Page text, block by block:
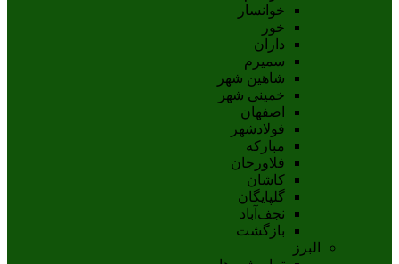
خوانسار
خور
داران
سمیرم
شاهین شهر
خمینی شهر
اصفهان
فولادشهر
مبارکه
فلاورجان
کاشان
گلپايگان
نجف‌آباد
بازگشت
البرز